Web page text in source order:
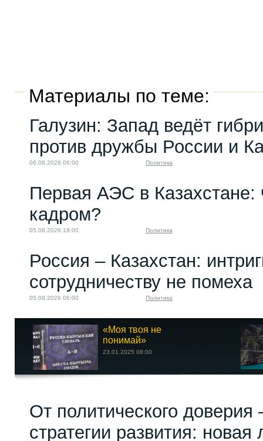
Материалы по теме:
Галузин: Запад ведёт
против дружбы России и
06.08.2026 06:00 Политика
Первая АЭС в Казахстане:
кадром?
05.08.2026 18:00 Политика
Россия – Казахстан:
сотрудничеству не помеха
05.08.2026 06:00 Политика
«Моя твоя не
понимай»
23.01.2025 08:00
От политического
стратегии развития: новая